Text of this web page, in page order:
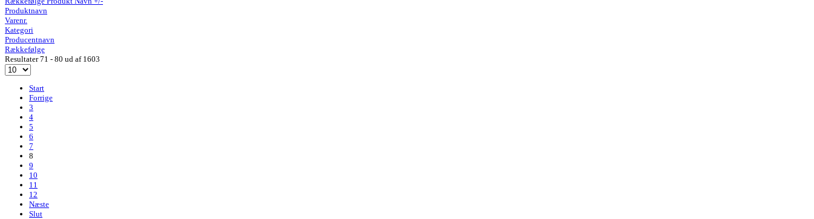
Produktnavn
Varenr.
Kategori
Producentnavn
Rækkefølge
Resultater 71 - 80 ud af 1603
Start
Forrige
3
4
5
6
7
8
9
10
11
12
Næste
Slut